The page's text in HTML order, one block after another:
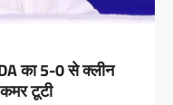
का 5-0 से क्लीन
टूटी